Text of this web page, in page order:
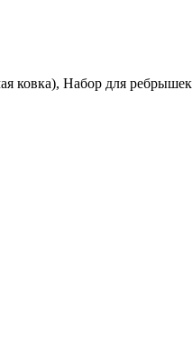
ковка), Набор для